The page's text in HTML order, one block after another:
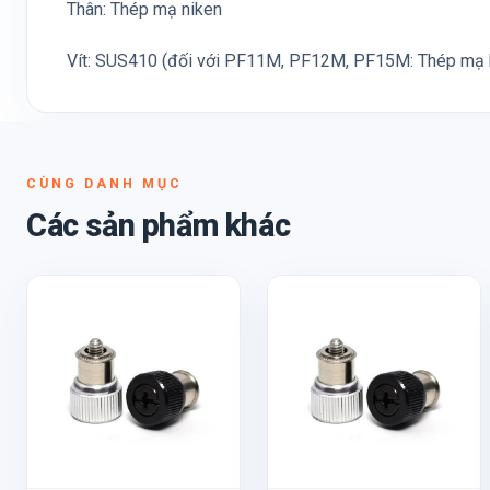
Thân: Thép mạ niken
Vít: SUS410 (đối với PF11M, PF12M, PF15M: Thép mạ
CÙNG DANH MỤC
Các sản phẩm khác